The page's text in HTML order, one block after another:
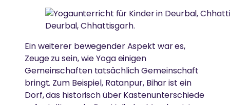
Deurbal, Chhattisgarh.
Ein weiterer bewegender Aspekt war es,
Zeuge zu sein, wie Yoga einigen
Gemeinschaften tatsächlich Gemeinschaft
bringt. Zum Beispiel, Ratanpur, Bihar ist ein
Dorf, das historisch über Kastenunterschiede